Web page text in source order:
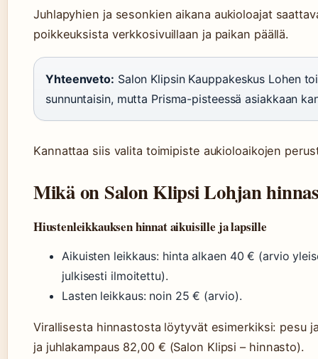
Juhlapyhien ja sesonkien aikana aukioloajat
poikkeuksista verkkosivuillaan ja paikan päällä.
Yhteenveto: Salon Klipsin Kauppakeskus Lohen
sunnuntaisin, mutta Prisma-pisteessä asiakkaan
Kannattaa siis valita toimipiste aukioloaikojen
Mikä on Salon Klipsi Lohjan
Hiustenleikkauksen hinnat aikuisille ja lapsille
Aikuisten leikkaus: hinta alkaen 40 € (arvio
julkisesti ilmoitettu).
Lasten leikkaus: noin 25 € (arvio).
Virallisesta hinnastosta löytyvät esimerkiksi: pesu
ja juhlakampaus 82,00 € (Salon Klipsi – hinnasto).